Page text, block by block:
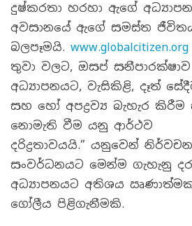
දුෂ්කරතා හරහා ඇගේ
අවසානයේ ඇගේ සමස්ත
බලපෑමයි. www.globalcitizen.org
තුවා වලට, ඔසප්
අධ්‍යාපනයට, වැසිකිළි, දෑත්
සහ හෝ අපද්‍රව්‍ය බැහැර කිරීම
නොමැති වීම යනු ආර්ථව
දරිද්‍රතාවයයි.” යනුවෙන්
සංවර්ධනයට මෙන්ම ගැහැනු
අධ්‍යාපනයට අතිශය
ගෝලීය පිළිගැනීමකි.